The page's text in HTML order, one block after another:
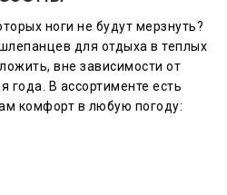
ноги не будут мерзнуть?
для отдыха в теплых
вне зависимости от
года. В ассортименте есть
комфорт в любую погоду: